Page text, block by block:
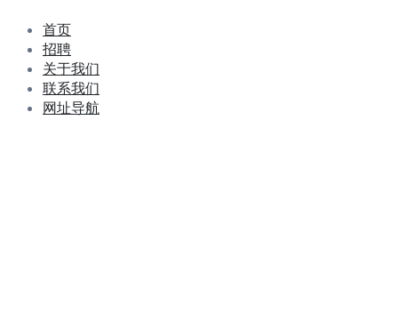
首页
招聘
关于我们
联系我们
网址导航